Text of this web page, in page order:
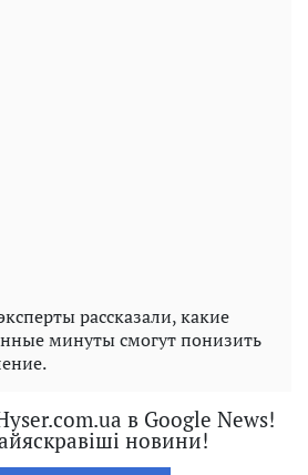
рассказали, какие
минуты смогут понизить
в Google News!
новини!